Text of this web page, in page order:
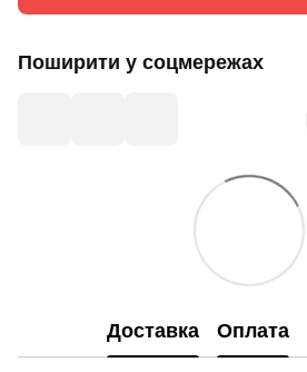
Поширити у соцмережах
Доставка Оплата